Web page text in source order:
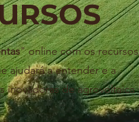
"online com os recursos
ajudará a entender e a
inovadoras de agrovoltaica